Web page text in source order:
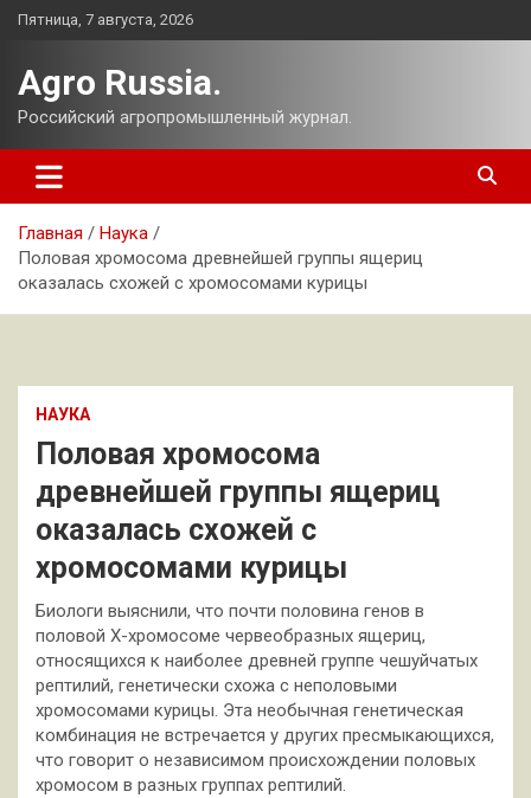
Перейти
Пятница, 7 августа, 2026
Agro Russia.
Российский агропромышленный журнал.
Главная
Наука
Половая хромосома древнейшей группы ящериц
оказалась схожей с хромосомами курицы
НАУКА
Половая хромосома
древнейшей группы ящериц
оказалась схожей с
хромосомами курицы
Биологи выяснили, что почти половина генов в
половой Х-хромосоме червеобразных ящериц,
относящихся к наиболее древней группе чешуйчатых
рептилий, генетически схожа с неполовыми
хромосомами курицы. Эта необычная генетическая
комбинация не встречается у других пресмыкающихся,
что говорит о независимом происхождении половых
хромосом в разных группах рептилий.